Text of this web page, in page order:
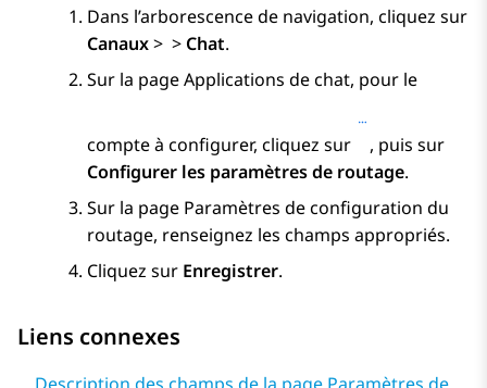
Dans l’arborescence de navigation, cliquez sur
Canaux> > Chat.
Sur la pageApplications de chat, pour le
compte à configurer, cliquez sur
, puis sur
Configurer les paramètres de routage.
Sur la page Paramètres de configuration du
routage, renseignez les champs appropriés.
Cliquez sur Enregistrer.
Liens connexes